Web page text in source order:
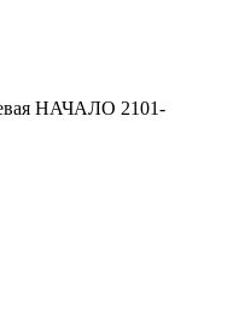
НАЧАЛО 2101-